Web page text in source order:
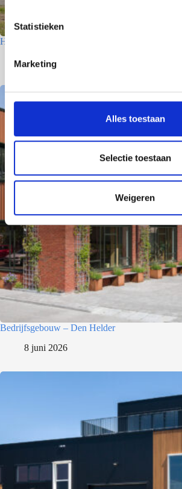
e
m
m
g
s
l
c
t
Statistieken
Marketing
Alles toestaan
Selectie toestaan
Weigeren
Houtfabriek – Utrecht
7 juli 2026
Bedrijfsgebouw – Den Helder
8 juni 2026